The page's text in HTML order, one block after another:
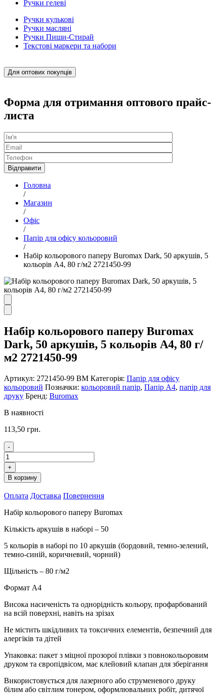
Ручки гелеві
Ручки кулькові
Ручки масляні
Ручки Пиши-Стирай
Текстові маркери та набори
Для оптових покупців
Форма для отримання оптового прайс-
листа
Головна
/
Магазин
/
Офіс
/
Папір для офісу кольоровий
/
Набір кольорового паперу Buromax Dark, 50 аркушів, 5
кольорів А4, 80 г/м2 2721450-99
Набір кольорового паперу Buromax
Dark, 50 аркушів, 5 кольорів А4, 80 г/
м2 2721450-99
Артикул: 2721450-99 ВМ Категорія: Папір для офісу
кольоровий Позначки: кольоровий папір, Папір А4, папір для
друку Бренд: Buromax
В наявності
113,50 грн.
-
Набір
кольорового
паперу
Buromax
50
аркушів,
5
кольорів
80
г/
2721450-
кількість
+
В корзину
Оплата Доставка Повернення
Набір кольорового паперу Buromax
Кількість аркушів в наборі – 50
5 кольорів в наборі по 10 аркушів (бордовий, темно-зелений,
темно-синій, коричневий, чорний)
Щільність – 80 г/м2
Формат А4
Висока насиченість та однорідність кольору, профарбований
на всій поверхні, навіть на зрізах
Не містить шкідливих та токсичних елементів, безпечний для
алергіків та дітей
Упаковка: пакет з міцної прозорої плівки з повнокольоровим
друком та європідвісом, має клейовий клапан для зберігання
Використовується для лазерного або струменевого друку
білим або світлим тонером, оформлювальних робіт, дитячої